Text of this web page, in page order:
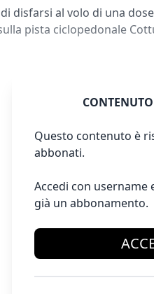
disfarsi al volo di una
pista ciclopedonale
Questo contenuto è
abbonati.
Accedi con username
già un abbonamento.